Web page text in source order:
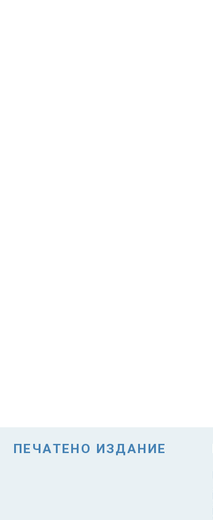
ПЕЧАТЕНО ИЗДАНИЕ